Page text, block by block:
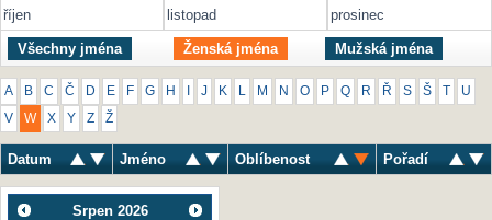
říjen
listopad prosinec
Všechny jména Ženská jména Mužská jména
A B C Č D E F G H J K M N O P Q R Ř S Š U
V W X Y Z Ž
Datum Jméno Oblíbenost Pořadí
Srpen 2026